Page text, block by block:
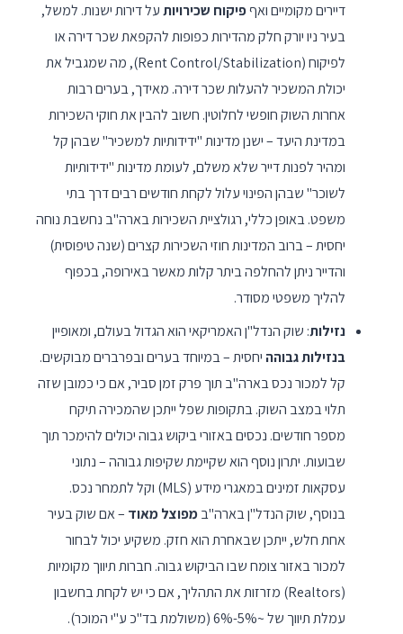
דיירים מקומיים ואףפיקוח שכירויותעל דירות ישנות. למשל,
בעיר ניו יורק חלק מהדירות כפופות להקפאת שכר דירה או
לפיקוח (Rent Control/Stabilization), מה שמגביל את
יכולת המשכיר להעלות שכר דירה. מאידך, בערים רבות
אחרות השוק חופשי לחלוטין. חשוב להבין את חוקי השכירות
במדינת היעד – ישנן מדינות "ידידותיות למשכיר" שבהן קל
ומהיר לפנות דייר שלא משלם, לעומת מדינות "ידידותיות
לשוכר" שבהן הפינוי עלול לקחת חודשים רבים דרך בתי
משפט. באופן כללי, רגולציית השכירות בארה"ב נחשבת נוחה
יחסית – ברוב המדינות חוזי השכירות קצרים (שנה טיפוסית)
והדייר ניתן להחלפה ביתר קלות מאשר באירופה, בכפוף
להליך משפטי מסודר.
נזילות: שוק הנדל"ן האמריקאי הוא הגדול בעולם, ומאופיין
בנזילות גבוהה יחסית – במיוחד בערים ובפרברים מבוקשים.
קל למכור נכס בארה"ב תוך פרק זמן סביר, אם כי כמובן שזה
תלוי במצב השוק. בתקופות שפל ייתכן שהמכירה תיקח
מספר חודשים. נכסים באזורי ביקוש גבוה יכולים להימכר תוך
שבועות. יתרון נוסף הוא שקיימת שקיפות גבוהה – נתוני
עסקאות זמינים במאגרי מידע (MLS) וקל לתמחר נכס.
בנוסף, שוק הנדל"ן בארה"במפוצל מאוד – אם שוק בעיר
אחת חלש, ייתכן שבאחרת הוא חזק. משקיע יכול לבחור
למכור באזור צומח שבו הביקוש גבוה. חברות תיווך מקומיות
(Realtors) מזרזות את התהליך, אם כי יש לקחת בחשבון
עמלת תיווך של ~5%-6% (משולמת בד"כ ע"י המוכר).